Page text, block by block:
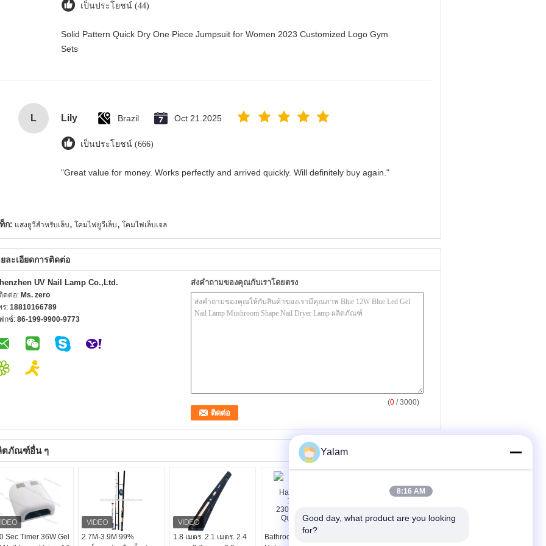
เป็นประโยชน์ (44)
Solid Pattern Quick Dry One Piece Jumpsuit for Women 2023 Customized Logo Gym
Sets
L Lily Brazil Oct 21.2025
เป็นประโยชน์ (666)
"Great value for money. Works perfectly and arrived quickly. Will definitely buy again."
ก: แสงยูวีสำหรับเล็บ, โคมไฟยูวีเล็บ, โคมไฟเล็บเจล
ละเอียดการติดต่อ
UV Nail Lamp Co.,Ltd.
ดต่อ: Ms. zero
ร: 18810166789
กซ์: 86-199-9900-9773
ส่งคำถามของคุณกับเราโดยตรง
(0 / 3000)
ตภัณฑ์อื่น ๆ
Sec Timer 36W Gel
2.7M-3.9M 99%
1.8 เมตร. 2.1 เมตร. 2.4
Bathroom Quartz
Yalam
8:16 AM
Good day, what product are you looking
for?